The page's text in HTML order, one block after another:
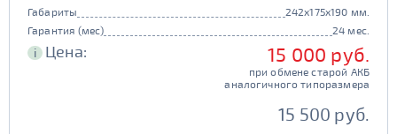
Габариты
242x175x190 мм.
Гарантия (мес)
24 мес.
i Цена: 15 000 руб.
при обмене старой АКБ
аналогичного типоразмера
15 500 руб.